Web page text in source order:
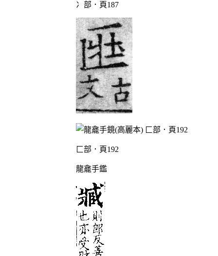
冫部．頁187
匚部．頁192
龍龕手鑑